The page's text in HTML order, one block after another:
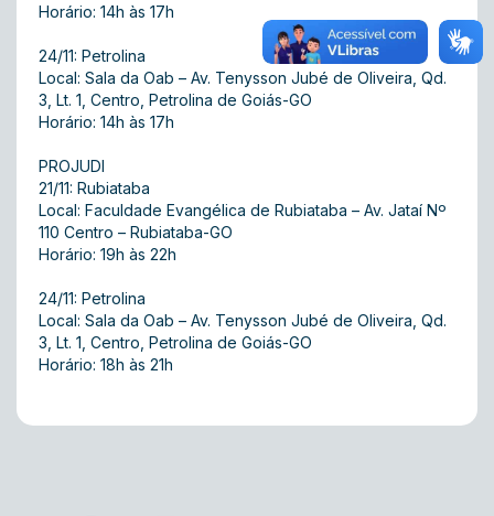
Horário: 14h às 17h
24/11: Petrolina
Local: Sala da Oab – Av. Tenysson Jubé de Oliveira, Qd.
3, Lt. 1, Centro, Petrolina de Goiás-GO
Horário: 14h às 17h
PROJUDI
21/11: Rubiataba
Local: Faculdade Evangélica de Rubiataba – Av. Jataí Nº
110 Centro – Rubiataba-GO
Horário: 19h às 22h
24/11: Petrolina
Local: Sala da Oab – Av. Tenysson Jubé de Oliveira, Qd.
3, Lt. 1, Centro, Petrolina de Goiás-GO
Horário: 18h às 21h